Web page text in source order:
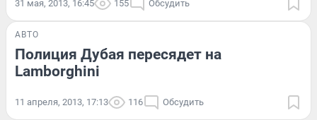
31 мая, 2013, 16:45 155 Обсудить
АВТО
Полиция Дубая пересядет на
Lamborghini
11 апреля, 2013, 17:13 116 Обсудить